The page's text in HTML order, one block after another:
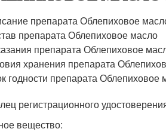
препарата Облепиховое
препарата Облепиховое масло
препарата Облепиховое
хранения препарата
годности препарата Облепиховое
регистрационного
вещество: